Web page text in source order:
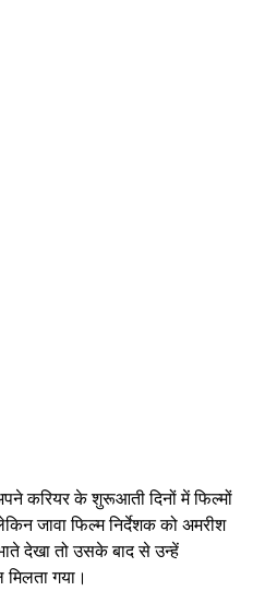
करियर के शुरूआती दिनों में फिल्मों
जावा फिल्म निर्देशक को अमरीश
देखा तो उसके बाद से उन्हें
गया।